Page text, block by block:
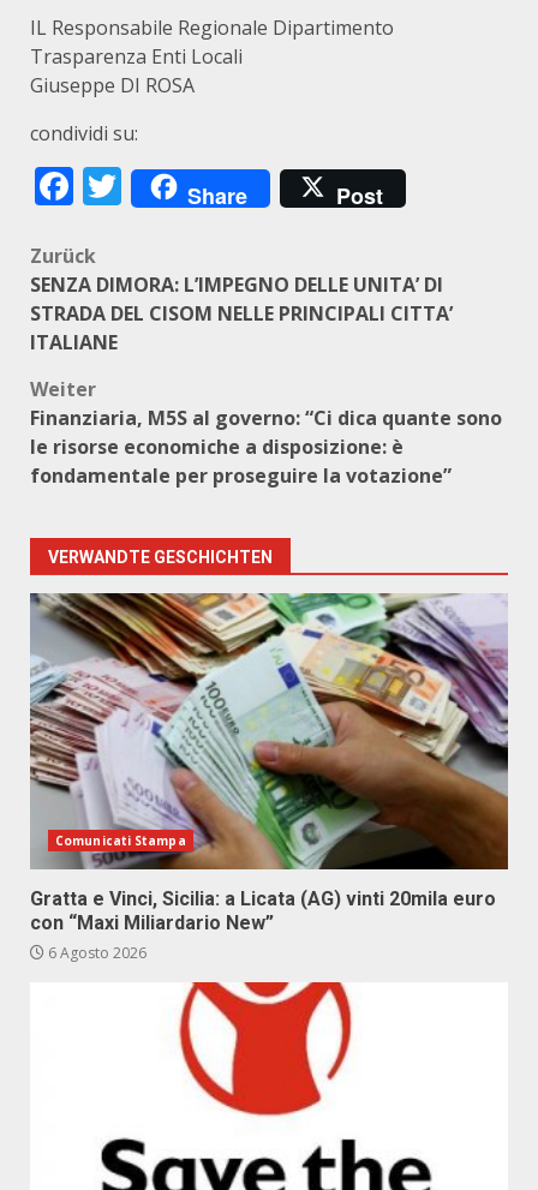
IL Responsabile Regionale Dipartimento
Trasparenza Enti Locali
Giuseppe DI ROSA
condividi su:
Facebook
Twitter
Share Post
Beitragsnavigation
Zurück
SENZA DIMORA: L’IMPEGNO DELLE UNITA’ DI
STRADA DEL CISOM NELLE PRINCIPALI CITTA’
ITALIANE
Weiter
Finanziaria, M5S al governo: “Ci dica quante sono
le risorse economiche a disposizione: è
fondamentale per proseguire la votazione”
VERWANDTE GESCHICHTEN
Comunicati Stampa
Gratta e Vinci, Sicilia: a Licata (AG) vinti 20mila euro
con “Maxi Miliardario New”
6 Agosto 2026